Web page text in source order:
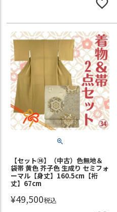
【セット㉞】（中古）色無地＆
袋帯 黄色 芥子色 生成り セミフォ
ーマル【身丈】160.5cm【裄
丈】67cm
¥49,500税込